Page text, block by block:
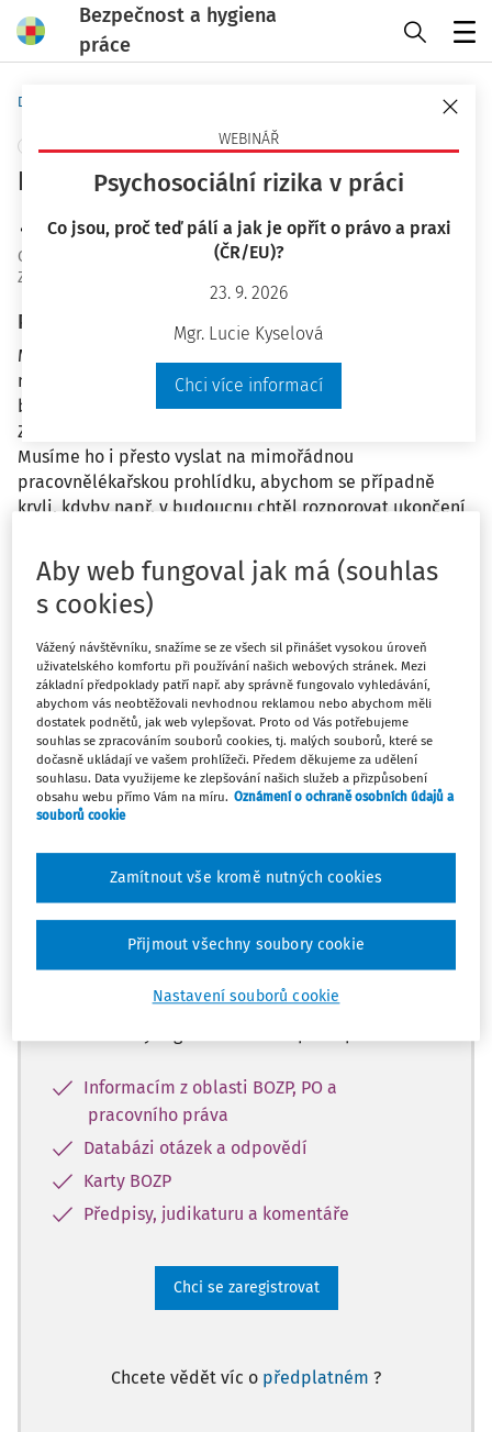
Bezpečnost a hygiena
práce
WEBINÁŘ
Psychosociální rizika v práci
Co jsou, proč teď pálí a jak je opřít o právo a praxi
(ČR/EU)?
23. 9. 2026
Mgr. Lucie Kyselová
Chci více informací
Domů
+ PŘIDAT VLASTNÍ
Dlouhodobá pracovní neschopnost
Ing. Růžena Klímová
OaO ID
Zodpovězeno
Plné znění otázky
Máme zaměstnance, který je dlouhodobě práce
neschopný, na konci srpna mu uplyne podpůrčí doba a
byl mu již přiznán invalidní důchod 2. stupně.
Zaměstnanec chce ukončit pracovní poměr dohodou.
Musíme ho i přesto vyslat na mimořádnou
pracovnělékařskou prohlídku, abychom se případně
kryli, kdyby např. v budoucnu chtěl rozporovat ukončení
Předpokládám, že přiznání invalidního důchodu
nenahrazuje mimořádnou zdravotní prohlídku.
Odpověď
Máte předplatné? Přihlaste se
Tento dokument je jen pro
předplatitele
Zaregistrujte se a získejte přístup k
obsahu na 14 dní zdarma
Informacím z oblasti BOZP, PO a
pracovního práva
Databázi otázek a odpovědí
Karty BOZP
Předpisy, judikaturu a komentáře
Chci se zaregistrovat
Chcete vědět víc o předplatném ?
Aby web fungoval jak má (souhlas
s cookies)
Vážený návštěvníku, snažíme se ze všech sil přinášet vysokou úroveň
uživatelského komfortu při používání našich webových stránek. Mezi
základní předpoklady patří např. aby správně fungovalo vyhledávání,
abychom vás neobtěžovali nevhodnou reklamou nebo abychom měli
dostatek podnětů, jak web vylepšovat. Proto od Vás potřebujeme
souhlas se zpracováním souborů cookies, tj. malých souborů, které se
dočasně ukládají ve vašem prohlížeči. Předem děkujeme za udělení
souhlasu. Data využijeme ke zlepšování našich služeb a přizpůsobení
obsahu webu přímo Vám na míru. Oznámení o ochraně osobních údajů a
souborů cookie
Nastavení souborů cookie
Zamítnout vše kromě nutných cookies
Přijmout všechny soubory cookie